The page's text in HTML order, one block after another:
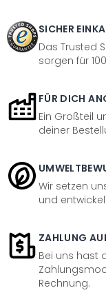
SICHER
Das Trusted
sorgen für
FÜR DICH
Ein Großteil
deiner
Wir setzen
und
ZAHLUNG
Bei uns hast
Rechnung.